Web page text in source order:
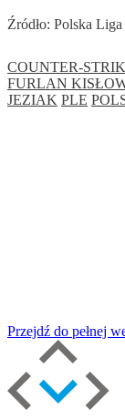
Źródło: Polska
COUNTER-
FURLAN
JEZIAK PLE
Przejdź do pełnej